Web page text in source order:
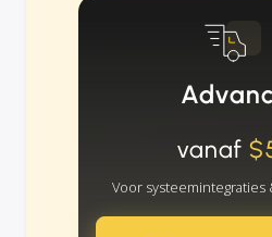
vanaf
Voor systeemintegraties